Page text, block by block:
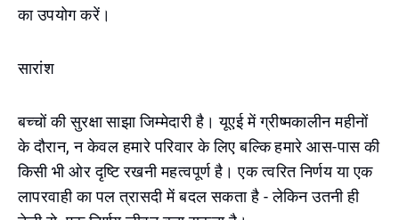
का उपयोग करें।
सारांश
बच्चों की सुरक्षा साझा जिम्मेदारी है। यूएई में ग्रीष्मकालीन महीनों
के दौरान, न केवल हमारे परिवार के लिए बल्कि हमारे आस-पास की
किसी भी ओर दृष्टि रखनी महत्वपूर्ण है। एक त्वरित निर्णय या एक
लापरवाही का पल त्रासदी में बदल सकता है - लेकिन उतनी ही